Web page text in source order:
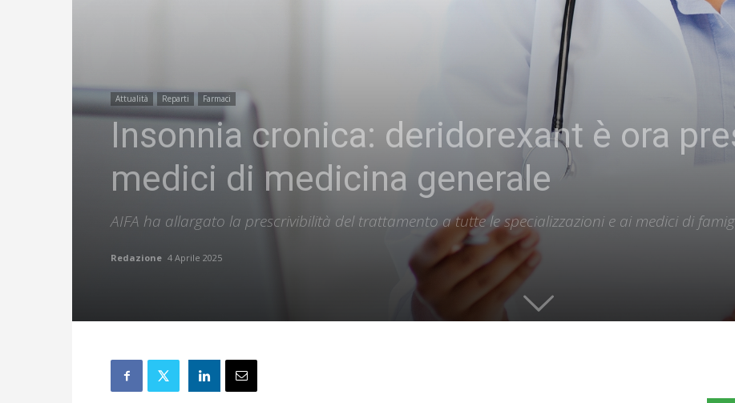
Attualità Reparti Farmaci
Insonnia cronica: deridorexant è ora
medici di medicina generale
AIFA ha allargato la prescrivibilità del trattamento a tutte le specializzazioni e ai medici di
Redazione 4 Aprile 2025